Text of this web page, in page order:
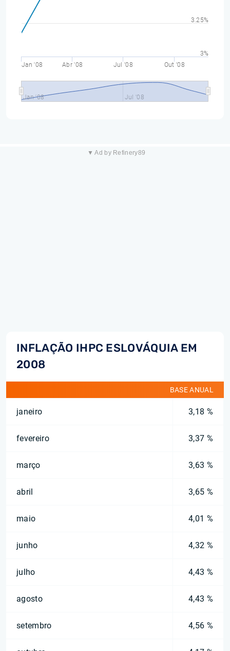
Jan '08 Abr '08 Jul '08 Out '08
Jan '08 Jul '08
3%
3.25%
▼ Ad by Refinery89
INFLAÇÃO IHPC ESLOVÁQUIA EM
2008
BASE ANUAL
janeiro 3,18 %
fevereiro 3,37 %
março 3,63 %
abril 3,65 %
maio 4,01 %
junho 4,32 %
julho 4,43 %
agosto 4,43 %
setembro 4,56 %